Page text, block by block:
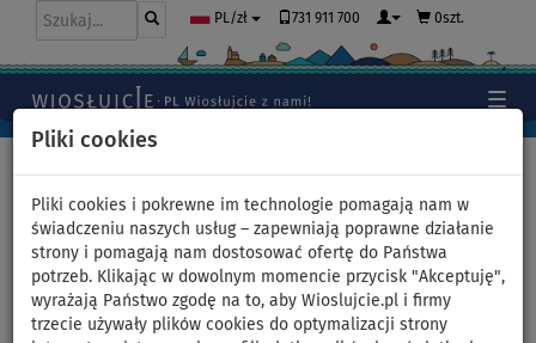
Pliki cookies
Pliki cookies i pokrewne im technologie pomagają nam w
świadczeniu naszych usług – zapewniają poprawne działanie
strony i pomagają nam dostosować ofertę do Państwa
potrzeb. Klikając w dowolnym momencie przycisk "Akceptuję",
wyrażają Państwo zgodę na to, aby Wioslujcie.pl i firmy
trzecie używały plików cookies do optymalizacji strony
PL/zł 731 911 700 0szt.
Deska SUP ZRAY X0 X-Rider
Young 9'0 z wiosłem -